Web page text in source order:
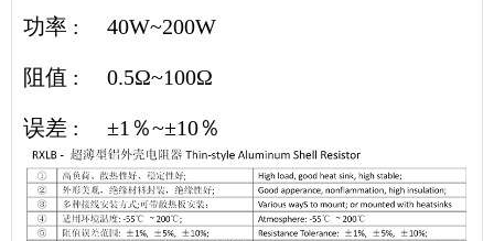
功率 : 40W~200W
阻值 : 0.5Ω~100Ω
误差 : ±1％~±10％